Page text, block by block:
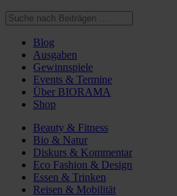
Blog
Ausgaben
Gewinnspiele
Events & Termine
Über BIORAMA
Shop
Beauty & Fitness
Bio & Natur
Diskurs & Kommentar
Eco Fashion & Design
Essen & Trinken
Reisen & Mobilität